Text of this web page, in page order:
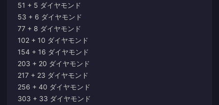
51 + 5 ダイヤモンド
53 + 6 ダイヤモンド
77 + 8 ダイヤモンド
102 + 10 ダイヤモンド
154 + 16 ダイヤモンド
203 + 20 ダイヤモンド
217 + 23 ダイヤモンド
256 + 40 ダイヤモンド
303 + 33 ダイヤモンド